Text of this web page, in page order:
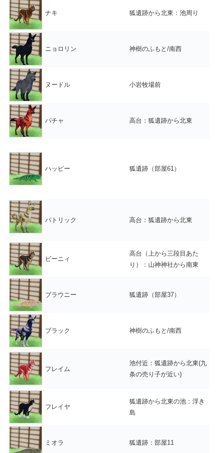
ナキ 狐遺跡から北東：池周り
ニョロリン 神樹のふもと/南西
ヌードル 小岩牧場前
パチャ 高台：狐遺跡から北東
ハッピー 狐遺跡（部屋61）
パトリック 高台：狐遺跡から北東
ビーニィ
高台（上から三段目あた
り）：山神神社から南東
ブラウニー 狐遺跡（部屋37）
ブラック 神樹のふもと/南西
フレイム
池付近：狐遺跡から北東(九
条の売り子が近い)
フレイヤ
狐遺跡から北東の池：浮き
島
ミオラ 狐遺跡：部屋11